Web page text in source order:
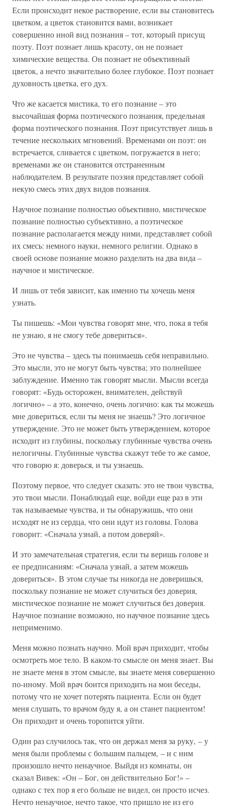
Если происходит некое растворение, если вы становитесь
цветком, а цветок становится вами, возникает
совершенно иной вид познания – тот, который присущ
поэту. Поэт познает лишь красоту, он не познает
химические вещества. Он познает не объективный
цветок, а нечто значительно более глубокое. Поэт познает
духовность цветка, его дух.
Что же касается мистика, то его познание – это
высочайшая форма поэтического познания, предельная
форма поэтического познания. Поэт присутствует лишь в
течение нескольких мгновений. Временами он поэт: он
встречается, сливается с цветком, погружается в него;
временами же он становится отстраненным
наблюдателем. В результате поэзия представляет собой
некую смесь этих двух видов познания.
Научное познание полностью объективно, мистическое
познание полностью субъективно, а поэтическое
познание располагается между ними, представляет собой
их смесь: немного науки, немного религии. Однако в
своей основе познание можно разделить на два вида –
научное и мистическое.
И лишь от тебя зависит, как именно ты хочешь меня
узнать.
Ты пишешь: «Мои чувства говорят мне, что, пока я тебя
не узнаю, я не смогу тебе довериться».
Это не чувства – здесь ты понимаешь себя неправильно.
Это мысли, это не могут быть чувства; это полнейшее
заблуждение. Именно так говорят мысли. Мысли всегда
говорят: «Будь осторожен, внимателен, действуй
логично» – а это, конечно, очень логично: как ты можешь
мне довериться, если ты меня не знаешь? Это логичное
утверждение. Это не может быть утверждением, которое
исходит из глубины, поскольку глубинные чувства очень
нелогичны. Глубинные чувства скажут тебе то же самое,
что говорю я: доверься, и ты узнаешь.
Поэтому первое, что следует сказать: это не твои чувства,
это твои мысли. Понаблюдай еще, войди еще раз в эти
так называемые чувства, и ты обнаружишь, что они
исходят не из сердца, что они идут из головы. Голова
говорит: «Сначала узнай, а потом доверяй».
И это замечательная стратегия, если ты веришь голове и
ее предписаниям: «Сначала узнай, а затем можешь
довериться». В этом случае ты никогда не доверишься,
поскольку познание не может случиться без доверия,
мистическое познание не может случиться без доверия.
Научное познание возможно, но научное познание здесь
неприменимо.
Меня можно познать научно. Мой врач приходит, чтобы
осмотреть мое тело. В каком-то смысле он меня знает. Вы
не знаете меня в этом смысле, вы знаете меня совершенно
по-иному. Мой врач боится приходить на мои беседы,
потому что не хочет потерять пациента. Если он будет
меня слушать, то врачом буду я, а он станет пациентом!
Он приходит и очень торопится уйти.
Один раз случилось так, что он держал меня за руку, – у
меня были проблемы с большим пальцем, – и с ним
произошло нечто ненаучное. Выйдя из комнаты, он
сказал Вивек: «Он – Бог, он действительно Бог!» –
однако с тех пор я его больше не видел, он просто исчез.
Нечто ненаучное, нечто такое, что пришло не из его